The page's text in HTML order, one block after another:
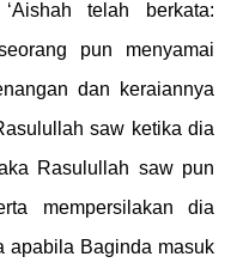
telah berkata:
pun menyamai
dan keraiannya
saw ketika dia
Rasulullah saw pun
mempersilakan dia
apabila Baginda masuk